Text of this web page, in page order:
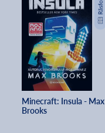
Minecraft: Insula - Max
Brooks